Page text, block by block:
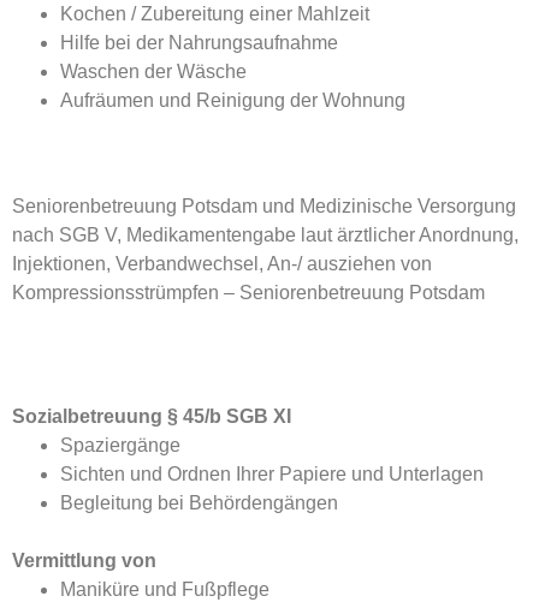
Kochen / Zubereitung einer Mahlzeit
Hilfe bei der Nahrungsaufnahme
Waschen der Wäsche
Aufräumen und Reinigung der Wohnung
Sozialbetreuung § 45/b SGB XI
Spaziergänge
Sichten und Ordnen Ihrer Papiere und Unterlagen
Begleitung bei Behördengängen
Vermittlung von
Maniküre und Fußpflege
Seniorenbetreuung Potsdam und Medizinische Versorgung
nach SGB V, Medikamentengabe laut ärztlicher Anordnung,
Injektionen, Verbandwechsel, An-/ ausziehen von
Kompressionsstrümpfen – Seniorenbetreuung Potsdam